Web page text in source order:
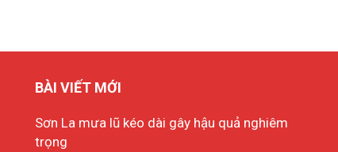
BÀI VIẾT MỚI
Sơn La mưa lũ kéo dài gây hậu quả nghiêm
trọng